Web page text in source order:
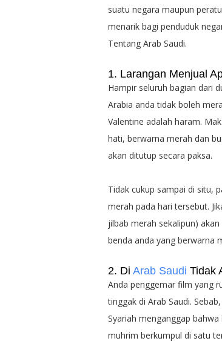
suatu negara maupun
menarik bagi penduduk
Tentang Arab Saudi.
1. Larangan Menjual
Hampir seluruh bagian dari
Arabia anda tidak boleh
Valentine adalah haram.
hati, berwarna merah dan
akan ditutup secara paksa.
Tidak cukup sampai di situ,
merah pada hari tersebut.
jilbab merah sekalipun)
benda anda yang berwarna
2. Di Arab Saudi Tidak
Anda penggemar film yang
tinggak di Arab Saudi.
Syariah menganggap
muhrim berkumpul di satu